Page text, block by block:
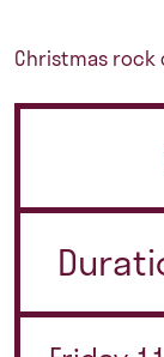
Christmas rock